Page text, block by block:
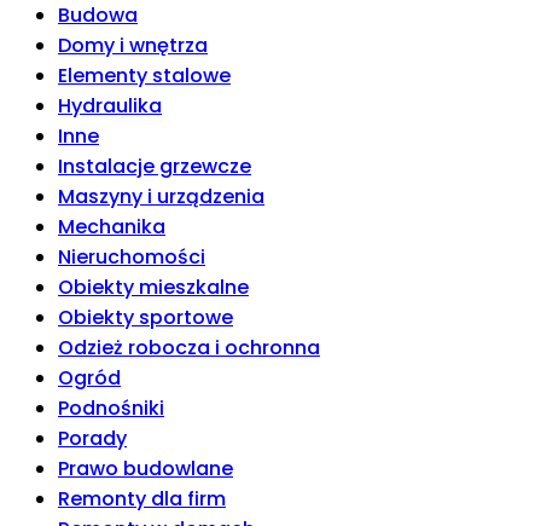
Budowa
Domy i wnętrza
Elementy stalowe
Hydraulika
Inne
Instalacje grzewcze
Maszyny i urządzenia
Mechanika
Nieruchomości
Obiekty mieszkalne
Obiekty sportowe
Odzież robocza i ochronna
Ogród
Podnośniki
Porady
Prawo budowlane
Remonty dla firm